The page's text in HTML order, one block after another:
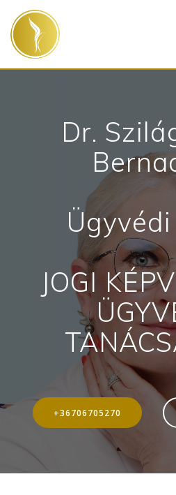
Dr.
JOGI
+36706705270